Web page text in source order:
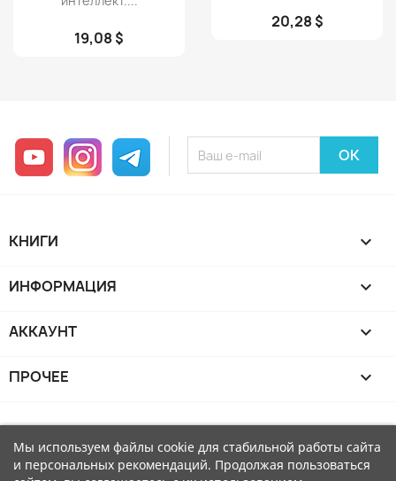
19,08 $
20,28 $
YouTube InstagramTelegram
КНИГИ 
ИНФОРМАЦИЯ 
АККАУНТ 
ПРОЧЕЕ 
Мы используем файлы cookie для стабильной работы сайта
и персональных рекомендаций. Продолжая пользоваться